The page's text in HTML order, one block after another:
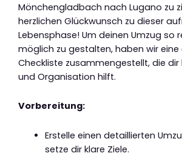
Mönchengladbach nach Lugano zu
herzlichen Glückwunsch zu dieser
Lebensphase! Um deinen Umzug so
möglich zu gestalten, haben wir eine
Checkliste zusammengestellt, die dir
und Organisation hilft.
Vorbereitung:
Erstelle einen detaillierten
setze dir klare Ziele.